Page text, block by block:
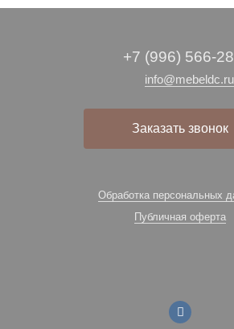
+7 (996) 566-
info@mebeldc.ru
Заказать звонок
Обработка персональных
Публичная оферта